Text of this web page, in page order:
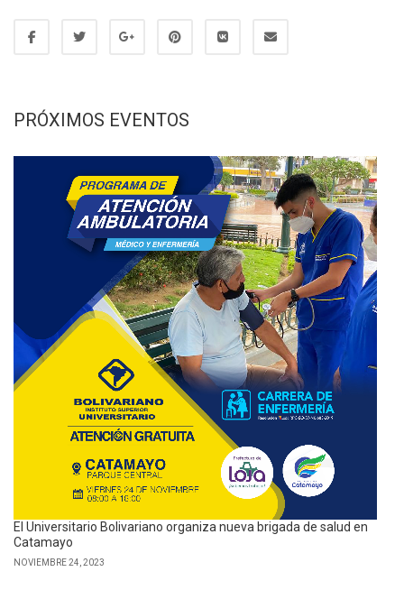
PRÓXIMOS EVENTOS
El Universitario Bolivariano organiza nueva brigada de salud en
Catamayo
NOVIEMBRE 24, 2023